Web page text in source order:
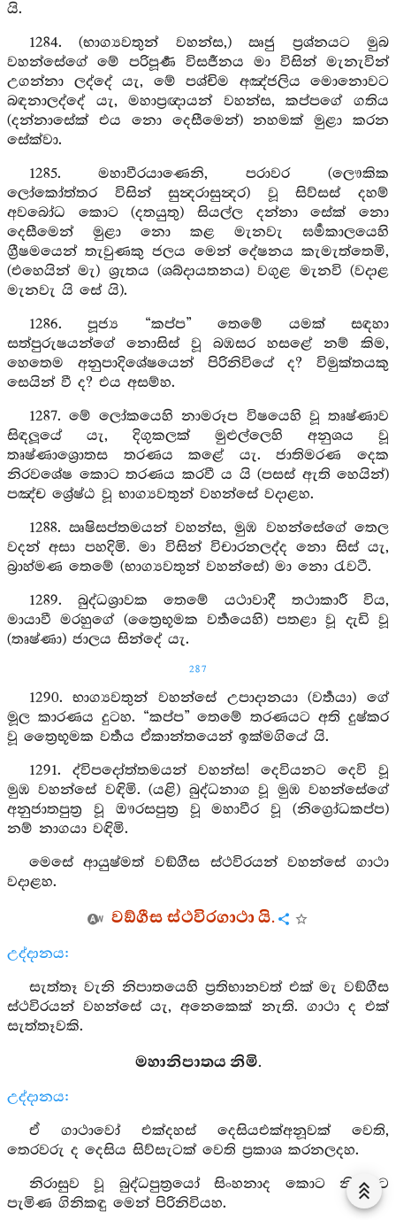
යි.
1284. (භාග්‍යවතුන් වහන්ස,) ඍජු ප්‍රශ්නයට මුබ
වහන්සේගේ මේ පරිපූර්‍ණ විසර්‍ජනය මා විසින් මැනැවින්
උගන්නා ලද්දේ යැ, මේ පශ්චිම අඤ්ජලිය මොනොවට
බඳනාලද්දේ යැ, මහාප්‍රඥායන් වහන්ස, කප්පගේ ගතිය
(දන්නාසේක් එය නො දෙසීමෙන්) නහමක් මුළා කරන
සේක්වා.
1285. මහාවීරයාණෙනි, පරාවර (ලෞකික
ලෝකෝත්තර විසින් සුන්‍දරාසුන්‍දර) වූ සිව්සස් දහම්
අවබෝධ කොට (දතයුතු) සියල්ල දන්නා සේක් නො
දෙසීමෙන් මුළා නො කළ මැනවැ ඝර්‍මකාලයෙහි
ග්‍රීෂමයෙන් තැවුණකු ජලය මෙන් දේෂනය කැමැත්තෙමි,
(එහෙයින් මැ) ශ්‍රැතය (ශබ්දායතනය) වගුළ මැනවි (වදාළ
මැනවැ යි සේ යි).
1286. පූජ්‍ය “කප්ප” තෙමේ යමක් සඳහා
සත්පුරුෂයන්ගේ නොසිස් වූ බඹසර හසළේ නම් කිම,
හෙතෙම අනුපාදිශේෂයෙන් පිරිනිවියේ ද? විමුක්තයකු
සෙයින් වී ද? එය අසම්හ.
1287. මේ ලෝකයෙහි නාමරූප විෂයෙහි වූ තෘෂ්ණාව
සිඳලූයේ යැ, දිගුකලක් මුළුල්ලෙහි අනුශය වූ
තෘෂ්ණාශ්‍රොතස තරණය කළේ යැ. ජාතිමරණ දෙක
නිරවශේෂ කොට තරණය කරවී ය යි (පසස් ඇති හෙයින්)
පඤ්ච ශ්‍රේෂ්ඨ වූ භාග්‍යවතුන් වහන්සේ වදාළහ.
1288. ඍෂිසප්තමයන් වහන්ස, මුඹ වහන්සේගේ තෙල
වදන් අසා පහදිමි. මා විසින් විචාරනලද්ද නො සිස් යැ,
බ්‍රාහ්මණ තෙමේ (භාග්‍යවතුන් වහන්සේ) මා නො රැවටී.
1289. බුද්ධශ්‍රාවක තෙමේ යථාවාදී තථාකාරී විය,
මායාවී මරහුගේ (ත්‍රෛභූමක වර්‍තයෙහි) පතළා වූ දැඩි වූ
(තෘෂ්ණා) ජාලය සින්දේ යැ.
287
1290. භාග්‍යවතුන් වහන්සේ උපාදානයා (වර්‍තයා) ගේ
මූල කාරණය දුටහ. “කප්ප” තෙමේ තරණයට අති දුෂ්කර
වූ ත්‍රෛභූමක වර්‍තය ඒකාන්තයෙන් ඉක්මගියේ යි.
1291. ද්විපදෝත්තමයන් වහන්ස! දෙවියනට දෙවි වූ
මුඹ වහන්සේ වඳිමි. (යළි) බුද්ධනාග වූ මුඹ වහන්සේගේ
අනුජාතපුත්‍ර වූ ඖරසපුත්‍ර වූ මහාවීර වූ (නිග්‍රෝධකප්ප)
නම් නාගයා වඳිමි.
මෙසේ ආයුෂ්මත් වඞ්ගීස ස්ථවිරයන් වහන්සේ ගාථා
වදාළහ.
වඞ්ගීස ස්ථවිරගාථා යි.
උද්දානය:
සැත්තෑ වැනි නිපාතයෙහි ප්‍රතිභානවත් එක් මැ වඞ්ගීස
ස්ථවිරයන් වහන්සේ යැ, අනෙකෙක් නැති. ගාථා ද එක්
සැත්තෑවකි.
මහානිපාතය නිමි.
උද්දානය:
ඒ ගාථාවෝ එක්දහස් දෙසියඑක්අනූවක් වෙති,
තෙරවරු ද දෙසිය සිව්සැටක් වෙති ප්‍රකාශ කරනලදහ.
නිරාසුව වූ බුද්ධපුත්‍රයෝ සිංහනාද කොට නිවනට
පැමිණ ගිනිකඳු මෙන් පිරිනිවියහ.